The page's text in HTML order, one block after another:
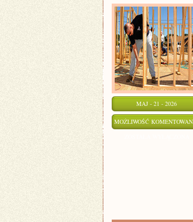
MAJ - 21 - 2026
MOŻLIWOŚĆ